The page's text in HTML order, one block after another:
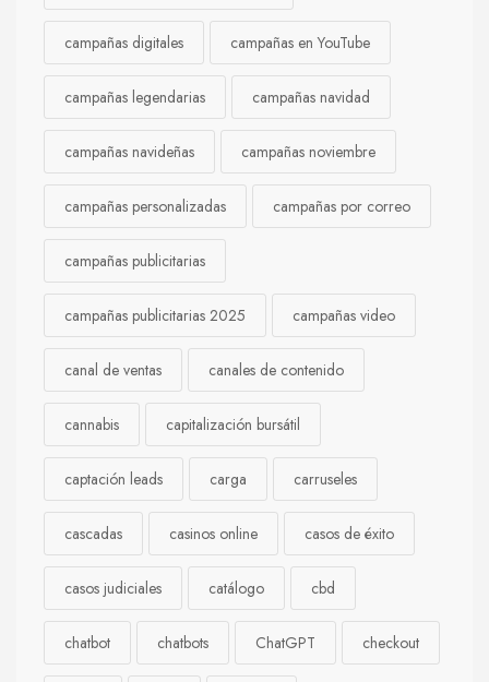
campañas digitales campañas en YouTube
campañas legendarias campañas navidad
campañas navideñas campañas noviembre
campañas personalizadas campañas por correo
campañas publicitarias
campañas publicitarias 2025 campañas video
canal de ventas canales de contenido
cannabis capitalización bursátil
captación leads carga carruseles
cascadas casinos online casos de éxito
casos judiciales catálogo cbd
chatbot chatbots ChatGPT checkout